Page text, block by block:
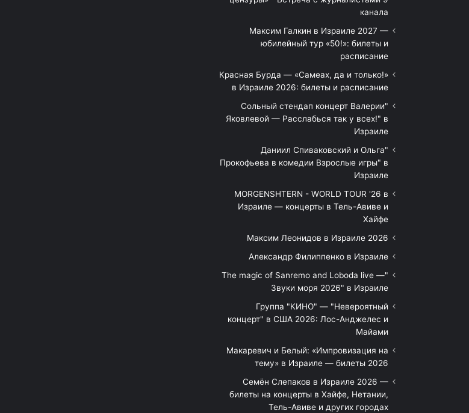
канала
Максим Галкин в Израиле 2027 —
юбилейный тур «50!»: билеты и
расписание
Красная Бурда — «Самеах, да и только!»
в Израиле 2026: билеты и расписание
"Сольный стендап концерт Валерии
Яковлевой — Расслабься так у всех!" в
Израиле
"Даниил Спиваковский и Ольга
Прокофьева в комедии Взрослые игры" в
Израиле
MORGENSHTERN - WORLD TOUR '26 в
Израиле — концерты в Тель-Авиве и
Хайфе
Максим Леонидов в Израиле 2026
Александр Филиппенко в Израиле
"The magic of Sanremo and Loboda live —
Звуки моря 2026" в Израиле
Группа "КИНО" — "Невероятный
концерт" в США 2026: Лос-Анджелес и
Майами
Макаревич и Белый: «Импровизация на
тему» в Израиле — билеты 2026
Семён Слепаков в Израиле 2026 —
билеты на концерты в Хайфе, Нетании,
Тель-Авиве и других городах